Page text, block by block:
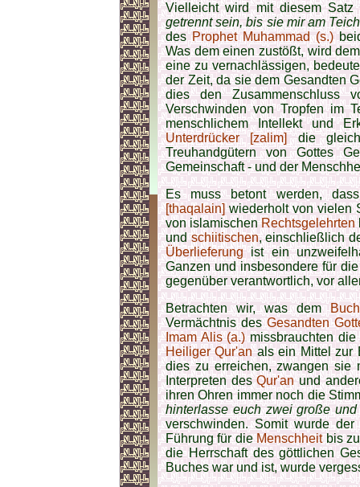
Vielleicht wird mit diesem Satz
getrennt sein, bis sie mir am
desProphet Muhammad (s.)
Was dem einen zustößt, wird
eine zu vernachlässigen,
der Zeit, da sie dem Gesandten
dies den Zusammenschluss
Verschwinden von Tropfen im
menschlichem Intellekt und
Unterdrücker [zalim]die
Treuhandgütern von Gottes
Gemeinschaft - und der
Es muss betont werden,
[thaqalain]wiederholt von vielen
von islamischenRechtsgelehrten
undschiitischen, einschließlich
Überlieferungist ein
Ganzen und insbesondere für
gegenüber verantwortlich, vor
Betrachten wir, was dem
Vermächtnis desGesandten
Imam Alis (a.)missbrauchten
Heiliger Qur'anals ein Mittel zur
dies zu erreichen, zwangen sie
Interpreten desQur'anund
ihren Ohren immer noch die
hinterlasse euch zwei große
verschwinden. Somit wurde der
Führung für dieMenschheitbis
die Herrschaft des göttlichen
Buches war und ist, wurde